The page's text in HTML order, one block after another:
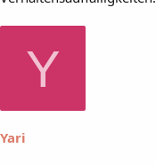
Y
Yari